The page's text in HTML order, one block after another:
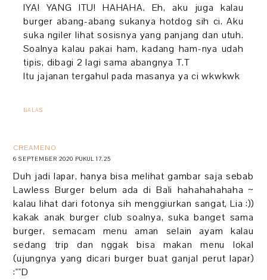
IYA! YANG ITU! HAHAHA. Eh, aku juga kalau
burger abang-abang sukanya hotdog sih ci. Aku
suka ngiler lihat sosisnya yang panjang dan utuh.
Soalnya kalau pakai ham, kadang ham-nya udah
tipis, dibagi 2 lagi sama abangnya T.T
Itu jajanan tergahul pada masanya ya ci wkwkwk
BALAS
CREAMENO
6 SEPTEMBER 2020 PUKUL 17.25
Duh jadi lapar, hanya bisa melihat gambar saja sebab
Lawless Burger belum ada di Bali hahahahahaha ~
kalau lihat dari fotonya sih menggiurkan sangat, Lia :))
kakak anak burger club soalnya, suka banget sama
burger, semacam menu aman selain ayam kalau
sedang trip dan nggak bisa makan menu lokal
(ujungnya yang dicari burger buat ganjal perut lapar)
:""D